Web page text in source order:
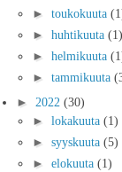
► toukokuuta
► huhtikuuta (1)
► helmikuuta
► tammikuuta
► 2022 (30)
► lokakuuta (1)
► syyskuuta (5)
► elokuuta (1)